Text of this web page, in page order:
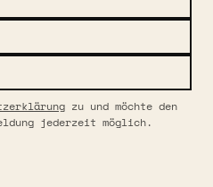
zu und möchte den
jederzeit möglich.